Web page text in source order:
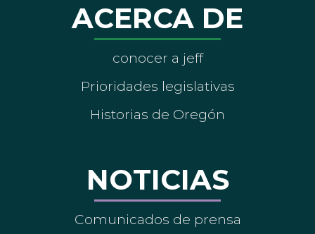
ACERCA DE
conocer a jeff
Prioridades legislativas
Historias de Oregón
NOTICIAS
Comunicados de prensa